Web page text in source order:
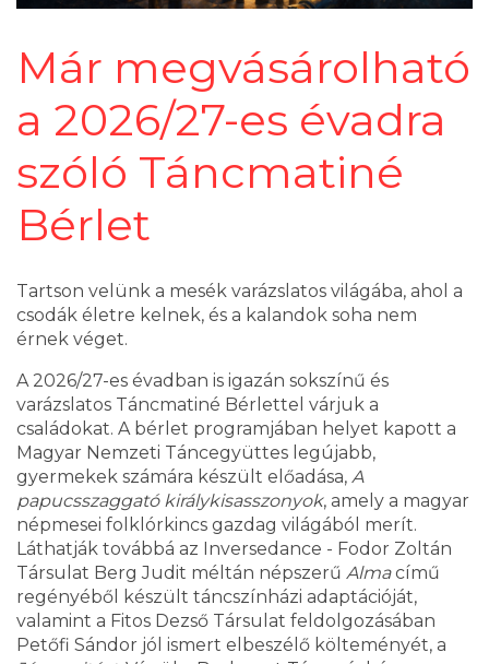
Már megvásárolható
a 2026/27-es évadra
szóló Táncmatiné
Bérlet
Tartson velünk a mesék varázslatos világába, ahol a
csodák életre kelnek, és a kalandok soha nem
érnek véget.
A 2026/27-es évadban is igazán sokszínű és
varázslatos Táncmatiné Bérlettel várjuk a
családokat. A bérlet programjában helyet kapott a
Magyar Nemzeti Táncegyüttes legújabb,
gyermekek számára készült előadása, A
papucsszaggató királykisasszonyok, amely a magyar
népmesei folklórkincs gazdag világából merít.
Láthatják továbbá az Inversedance - Fodor Zoltán
Társulat Berg Judit méltán népszerű Almacímű
regényéből készült táncszínházi adaptációját,
valamint a Fitos Dezső Társulat feldolgozásában
Petőfi Sándor jól ismert elbeszélő költeményét, a